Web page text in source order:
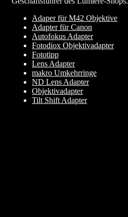
Adaper für M42 Objektive
Adapter für Canon
Autofokus Adapter
Fotodiox Objektivadapter
Fototipp
Lens Adapter
makro Umkehrringe
ND Lens Adapter
Objektivadapter
Tilt Shift Adapter